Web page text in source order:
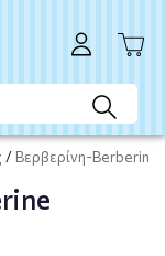
/ Βερβερίνη-Berberine